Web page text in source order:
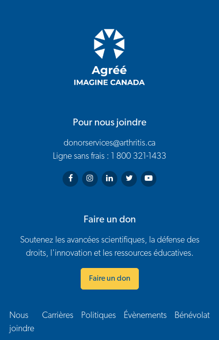
Pour nous joindre
donorservices@arthritis.ca
Ligne sans frais : 1 800 321-1433
Arthritis Society on Facebook
Arthritis Society on Instagram
Arthritis Society on LinkedIn
Arthritis Society on Twitter
Arthritis Society on
Faire un don
Soutenez les avancées scientifiques, la défense des
droits, l'innovation et les ressources éducatives.
Faire un don
Navigation en bas de page
Nous
joindre​
Carrières Politiques Évènements Bénévolat